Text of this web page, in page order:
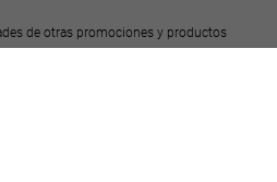
de otras promociones y productos